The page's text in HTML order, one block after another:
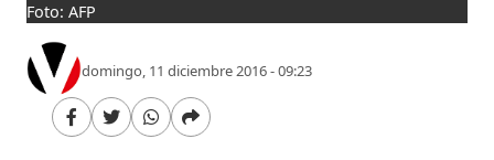
Foto: AFP
domingo, 11 diciembre 2016 - 09:23